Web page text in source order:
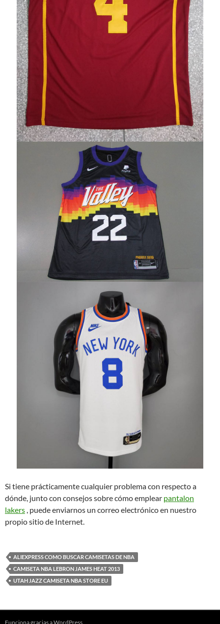
Si tiene prácticamente cualquier problema con respecto a
dónde, junto con consejos sobre cómo emplear pantalon
lakers , puede enviarnos un correo electrónico en nuestro
propio sitio de Internet.
ALIEXPRESS COMO BUSCAR CAMISETAS DE NBA
CAMISETA NBA LEBRON JAMES HEAT 2013
UTAH JAZZ CAMISETA NBA STORE EU
Funciona gracias a WordPress